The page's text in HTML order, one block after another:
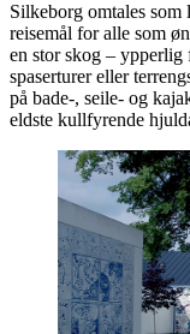
Silkeborg omtales som
reisemål for alle som
en stor skog –
spaserturer eller
på bade-, seile- og
eldste kullfyrende